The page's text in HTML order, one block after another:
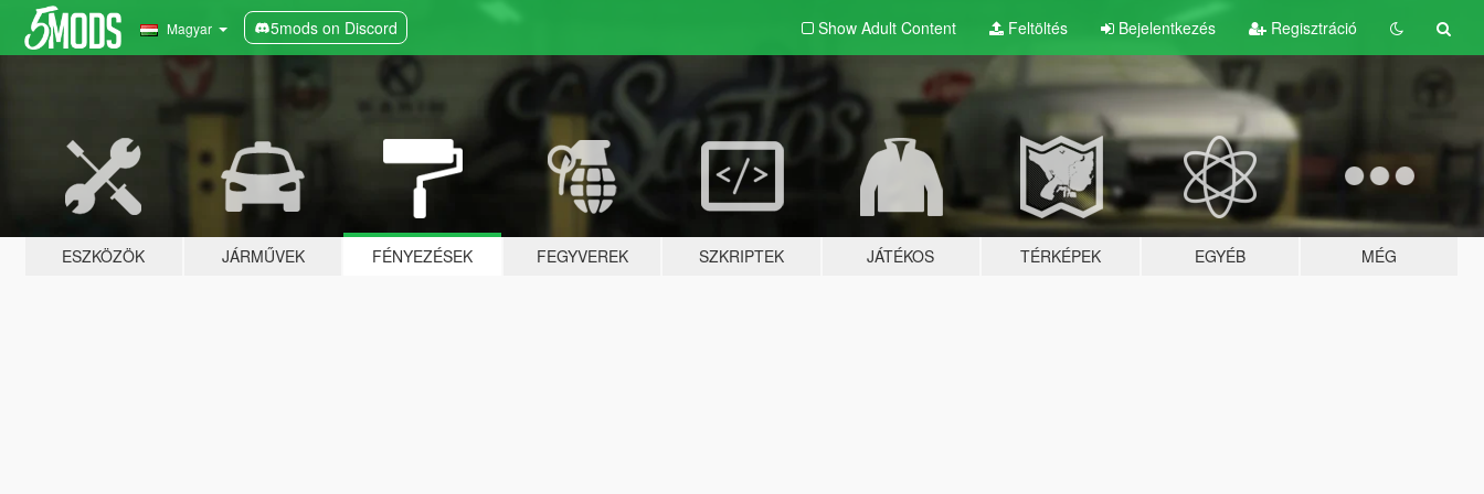
Magyar 5mods on Discord Show Adult Content Feltöltés Bejelentkezés Regisztráció
ESZKÖZÖK JÁRMŰVEK FÉNYEZÉSEK FEGYVEREK SZKRIPTEK JÁTÉKOS TÉRKÉPEK EGYÉB MÉG